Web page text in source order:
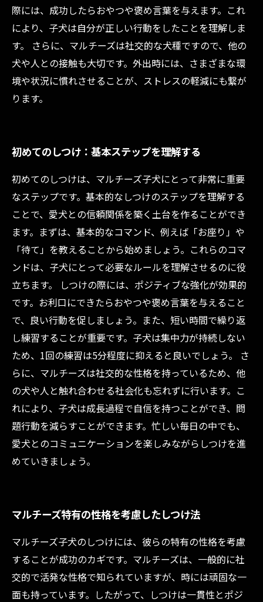
際には、成功したらおやつや褒め言葉を与えます。これ
により、子犬は自分が正しい行動をしたことを理解しま
す。 さらに、マルチーズは社交的な犬種ですので、他の
犬や人との接触も大切です。外出時には、さまざまな環
境や状況に慣れさせることが、ストレスの軽減にも繋が
ります。
初めてのしつけ：基本ステップを理解する
初めてのしつけは、マルチーズ子犬にとって非常に重要
なステップです。基本的なしつけのステップを理解する
ことで、愛犬との信頼関係を築く土台を作ることができ
ます。まずは、基本的なコマンド、例えば「お座り」や
「待て」を教えることから始めましょう。これらのコマ
ンドは、子犬にとって必要なルールを理解させるのに役
立ちます。 しつけの際には、ポジティブな強化が効果的
です。お利口にできたらおやつや褒め言葉を与えること
で、良い行動を促しましょう。また、短い時間で繰り返
し練習することが重要です。子犬は集中力が持続しない
ため、1回の練習は5分程度に抑えると良いでしょう。 さ
らに、マルチーズは社交的な性格を持っているため、他
の犬や人と触れ合わせる社会化も忘れずに行います。こ
れにより、子犬は成長過程で自信を持つことができ、問
題行動を減らすことができます。忙しい毎日の中でも、
愛犬とのコミュニケーションを楽しみながらしつけを進
めていきましょう。
マルチーズ特有の性格を考慮したしつけ法
マルチーズ子犬のしつけには、彼らの特有の性格を考慮
することが成功のカギです。マルチーズは、一般的に社
交的で活発な性格で知られていますが、時には頑固な一
面も持っています。したがって、しつけは一貫性とポジ